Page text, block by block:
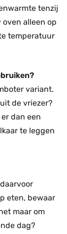
tenzij
alleen op
temperatuur
variant.
de vriezer?
dan een
te leggen
eten, bewaar
maar om
dag?